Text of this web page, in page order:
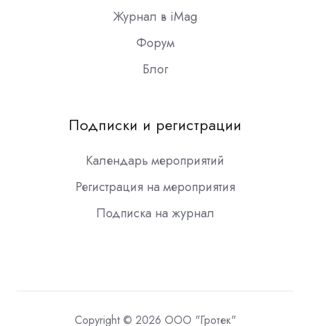
Журнал в iMag
Форум
Блог
Подписки и регистрации
Календарь мероприятий
Регистрация на мероприятия
Подписка на журнал
Copyright © 2026 ООО "Гротек"